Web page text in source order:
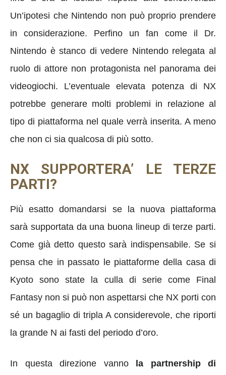
Un’ipotesi che Nintendo non può proprio prendere
in considerazione. Perfino un fan come il Dr.
Nintendo è stanco di vedere Nintendo relegata al
ruolo di attore non protagonista nel panorama dei
videogiochi. L’eventuale elevata potenza di NX
potrebbe generare molti problemi in relazione al
tipo di piattaforma nel quale verrà inserita. A meno
che non ci sia qualcosa di più sotto.
NX SUPPORTERA’ LE TERZE
PARTI?
Più esatto domandarsi se la nuova piattaforma
sarà supportata da una buona lineup di terze parti.
Come già detto questo sarà indispensabile. Se si
pensa che in passato le piattaforme della casa di
Kyoto sono state la culla di serie come Final
Fantasy non si può non aspettarsi che NX porti con
sé un bagaglio di tripla A considerevole, che riporti
la grande N ai fasti del periodo d’oro.
In questa direzione vanno la partnership di